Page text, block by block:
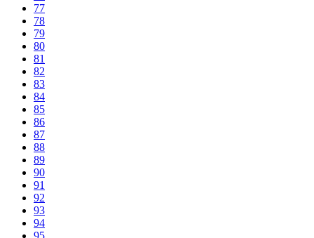
77
78
79
80
81
82
83
84
85
86
87
88
89
90
91
92
93
94
95